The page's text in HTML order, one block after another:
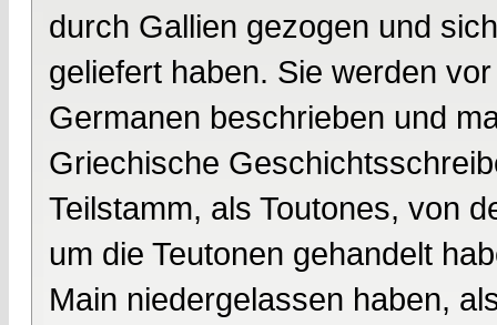
durch Gallien gezogen und
geliefert haben. Sie werden
Germanen beschrieben und
Griechische
Teilstamm, als Toutones, von
um die Teutonen gehandelt
Main niedergelassen haben,